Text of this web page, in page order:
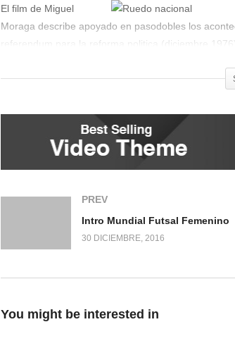
El film de Miguel
Moraga describe apoyado en pasodobles los
referendum para la reforma politica (diciembre
PREV
Intro Mundial Futsal Femenino
30 DICIEMBRE, 2016
You might be interested in